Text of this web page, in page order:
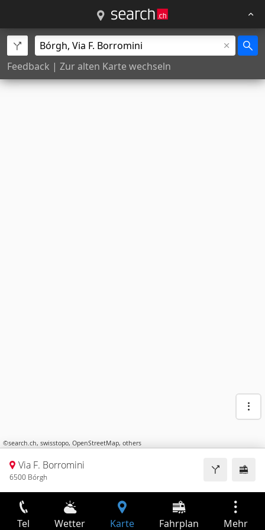
Feedback | Zur alten Karte wechseln
©search.ch, swisstopo, OpenStreetMap, others
Via F. Borromini
6500 Bórgh
Tel Wetter Karte Fahrplan Mehr